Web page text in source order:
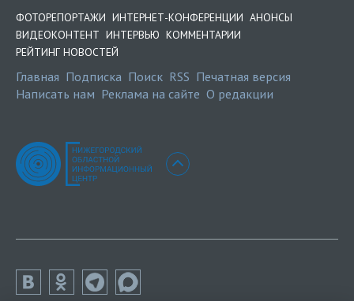
ФОТОРЕПОРТАЖИ ИНТЕРНЕТ-КОНФЕРЕНЦИИ АНОНСЫ
ВИДЕОКОНТЕНТ ИНТЕРВЬЮ КОММЕНТАРИИ
РЕЙТИНГ НОВОСТЕЙ
Главная Подписка Поиск RSS Печатная версия
Написать нам Реклама на сайте О редакции